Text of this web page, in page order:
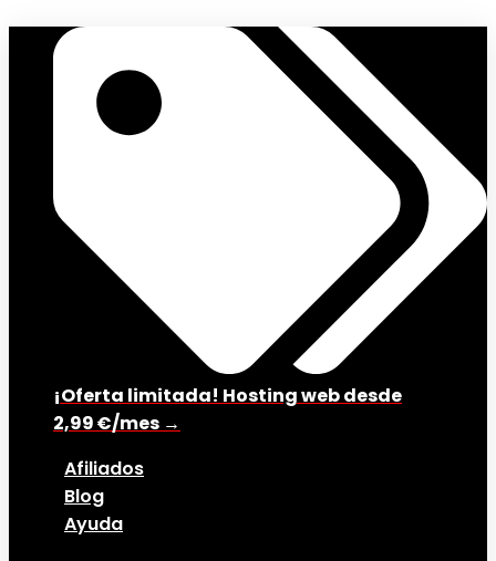
¡Oferta limitada! Hosting web desde
2,99 €/mes →
Afiliados
Blog
Ayuda